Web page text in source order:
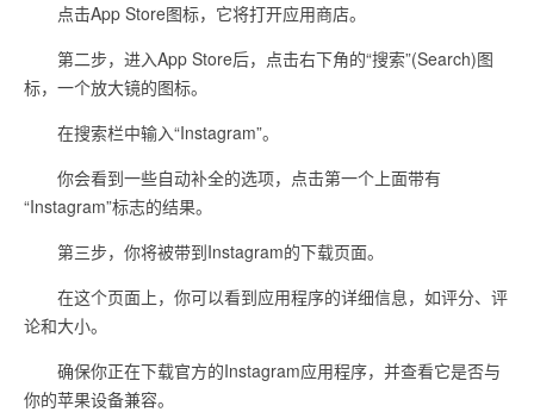
点击App Store图标，它将打开应用商店。
第二步，进入App Store后，点击右下角的“搜索”(Search)图
标，一个放大镜的图标。
在搜索栏中输入“Instagram”。
你会看到一些自动补全的选项，点击第一个上面带有
“Instagram”标志的结果。
第三步，你将被带到Instagram的下载页面。
在这个页面上，你可以看到应用程序的详细信息，如评分、评
论和大小。
确保你正在下载官方的Instagram应用程序，并查看它是否与
你的苹果设备兼容。